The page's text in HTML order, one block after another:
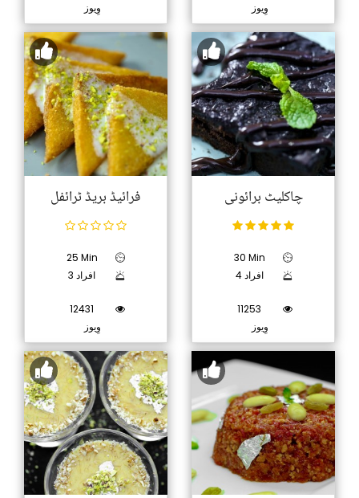
وِیوز
وِیوز
فرائیڈ بریڈ ٹرائفل
25 Min
3 افراد
12431
وِیوز
چاکلیٹ برائونی
30 Min
4 افراد
11253
وِیوز